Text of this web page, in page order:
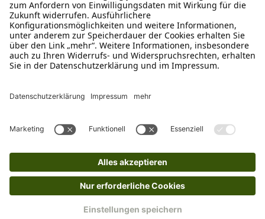
Schreibe uns
verkauf@schecker.de
WhatsApp Support
Mehr von uns